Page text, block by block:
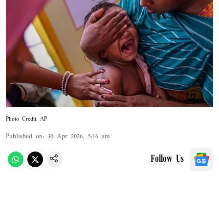
Photo Credit: AP
Published on: 30 Apr 2026, 5:16 am
Follow Us